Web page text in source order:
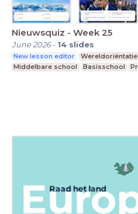
Nieuwsquiz - Week 25
June 2026- 14 slides
New lesson editor Wereldoriëntatie
Middelbare school
Basisschool